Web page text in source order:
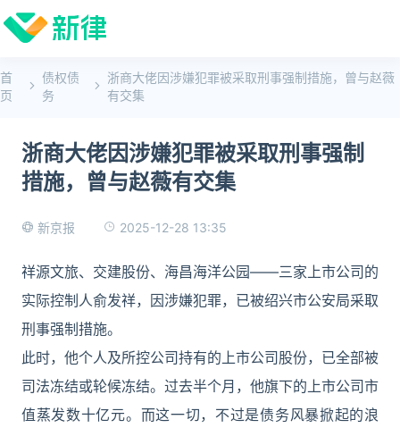
首
页
债权债
务
浙商大佬因涉嫌犯罪被采取刑事强制措施，曾与赵薇
有交集
浙商大佬因涉嫌犯罪被采取刑事强制
措施，曾与赵薇有交集
新京报 2025-12-28 13:35
祥源文旅、交建股份、海昌海洋公园——三家上市公司的
实际控制人俞发祥，因涉嫌犯罪，已被绍兴市公安局采取
刑事强制措施。
此时，他个人及所控公司持有的上市公司股份，已全部被
司法冻结或轮候冻结。过去半个月，他旗下的上市公司市
值蒸发数十亿元。而这一切，不过是债务风暴掀起的浪